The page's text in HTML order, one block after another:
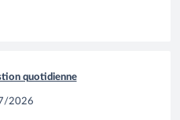
quotidienne
2026